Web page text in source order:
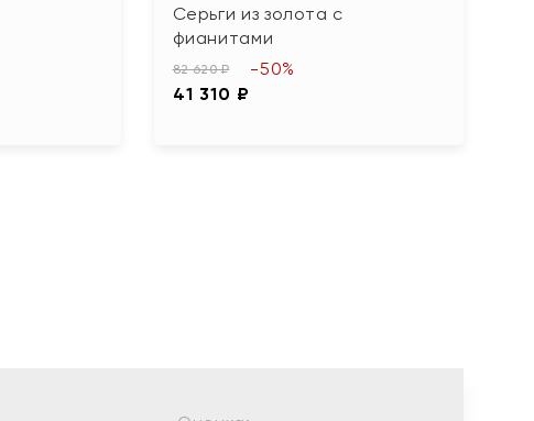
Серьги из золота с
фианитами
82 620 ₽
41 310 ₽
-50%